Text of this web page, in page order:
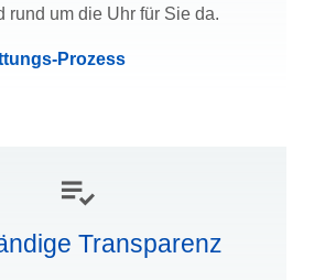
rund um die Uhr für Sie da.
Prozess
Transparenz